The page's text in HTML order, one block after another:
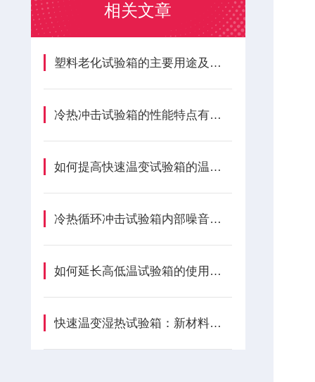
相关文章
塑料老化试验箱的主要用途及使用时的注意事项
冷热冲击试验箱的性能特点有哪些呢?
如何提高快速温变试验箱的温度稳定性
冷热循环冲击试验箱内部噪音大的应对策略
如何延长高低温试验箱的使用寿命？
快速温变湿热试验箱：新材料研发的 “环境考官“